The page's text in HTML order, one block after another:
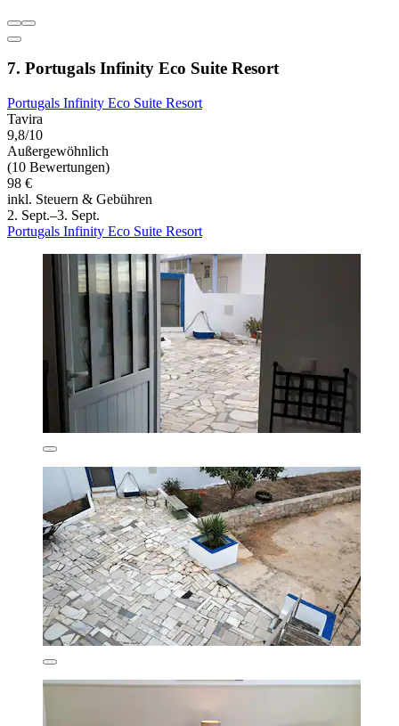
7. Portugals Infinity Eco Suite Resort
Portugals Infinity Eco Suite Resort
Tavira
9,8/10
Außergewöhnlich
(10 Bewertungen)
98 €
inkl. Steuern & Gebühren
2. Sept.–3. Sept.
Portugals Infinity Eco Suite Resort